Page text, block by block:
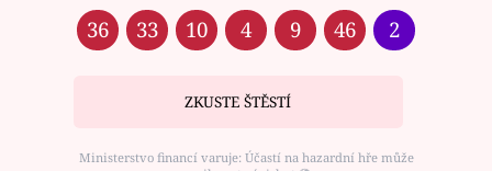
36 33 10 4 9 46 2
ZKUSTE ŠTĚSTÍ
Ministerstvo financí varuje: Účastí na hazardní hře může